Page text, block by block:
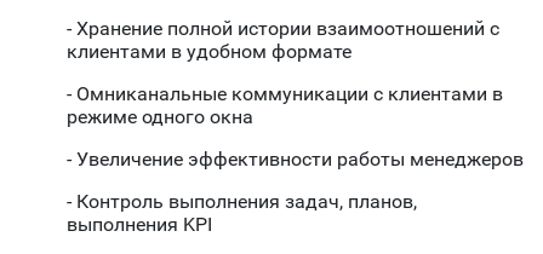
- Хранение полной истории взаимоотношений с
клиентами в удобном формате
- Омниканальные коммуникации с клиентами в
режиме одного окна
- Увеличение эффективности работы менеджеров
- Контроль выполнения задач, планов,
выполнения KPI